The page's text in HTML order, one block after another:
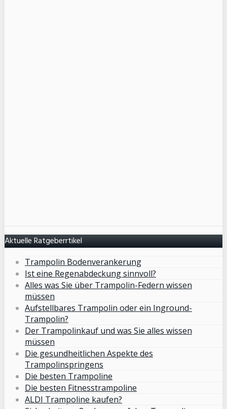
Aktuelle Ratgeberrtikel
Trampolin Bodenverankerung
Ist eine Regenabdeckung sinnvoll?
Alles was Sie über Trampolin-Federn wissen
müssen
Aufstellbares Trampolin oder ein Inground-
Trampolin?
Der Trampolinkauf und was Sie alles wissen
müssen
Die gesundheitlichen Aspekte des
Trampolinspringens
Die besten Trampoline
Die besten Fitnesstrampoline
ALDI Trampoline kaufen?